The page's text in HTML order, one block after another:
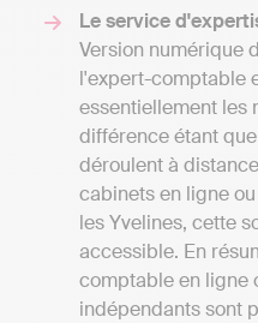
Le service
Version numérique
l'expert-comptable
essentiellement les
différence étant
déroulent à
cabinets en ligne
les Yvelines, cette
accessible. En
comptable en ligne
indépendants sont